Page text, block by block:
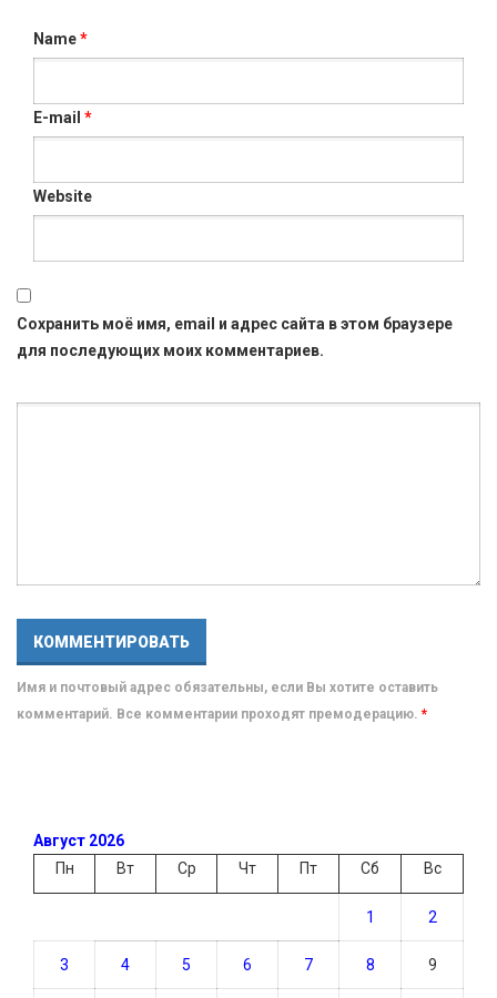
Name*
E-mail *
Website
Сохранить моё имя, email и адрес сайта в этом браузере
для последующих моих комментариев.
Имя и почтовый адрес обязательны, если Вы хотите оставить
комментарий. Все комментарии проходят премодерацию. *
Август 2026
Пн
Вт Ср Чт Пт Сб Вс
1 2
3 4 5 6 7 8 9